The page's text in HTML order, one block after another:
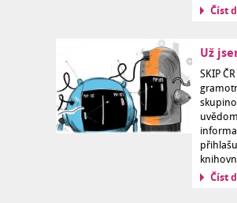
Číst
Už
SKIP
Číst